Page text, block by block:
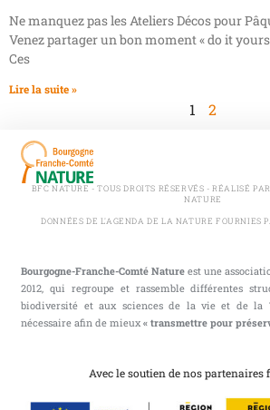
Ne manquez pas les Ateliers Décos pour
Venez partager un bon moment « do it
Ces
Lire la suite »
1 2
BFC NATURE - TOUS DROITS RÉSERVÉS - RÉALISÉ
NATURE
DONNÉES DE L'AGENDA DE LA NATURE FOURNIES
Bourgogne-Franche-Comté Nature est une
2012, qui regroupe et rassemble différentes
biodiversité et aux sciences de la vie et de la
nécessaire afin de mieux« transmettre pour
Avec le soutien de nos partenaires